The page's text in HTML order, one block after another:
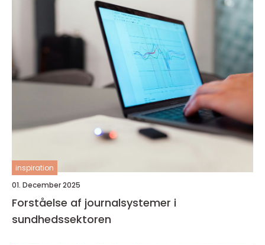
inspiration
01. December 2025
Forståelse af journalsystemer i
sundhedssektoren